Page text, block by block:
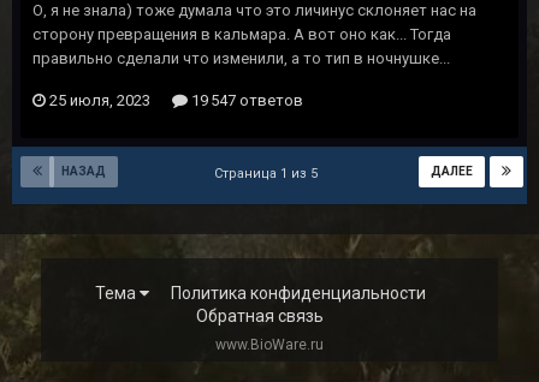
О, я не знала) тоже думала что это личинус склоняет нас на
сторону превращения в кальмара. А вот оно как... Тогда
правильно сделали что изменили, а то тип в ночнушке...
25 июля, 2023 19 547 ответов
НАЗАД ДАЛЕЕ
Страница 1 из 5
Тема
Политика конфиденциальности
Обратная связь
www.BioWare.ru